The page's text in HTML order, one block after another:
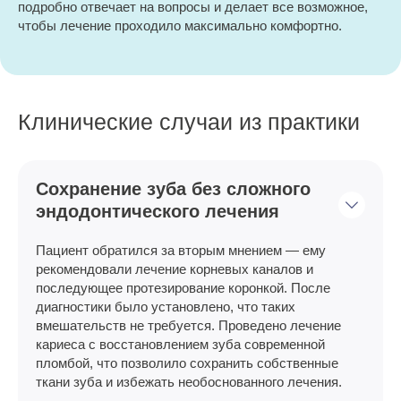
подробно отвечает на вопросы и делает все возможное,
чтобы лечение проходило максимально комфортно.
Клинические случаи из практики
Сохранение зуба без сложного
эндодонтического лечения
Пациент обратился за вторым мнением — ему
рекомендовали лечение корневых каналов и
последующее протезирование коронкой. После
диагностики было установлено, что таких
вмешательств не требуется. Проведено лечение
кариеса с восстановлением зуба современной
пломбой, что позволило сохранить собственные
ткани зуба и избежать необоснованного лечения.